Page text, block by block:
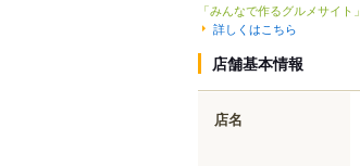
「みんなで作るグルメサイ
詳しくはこちら
店舗基本情報
店名